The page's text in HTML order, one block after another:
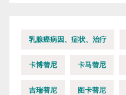
乳腺癌病因、症状、治疗
卡博替尼 卡马替尼
吉瑞替尼 图卡替尼